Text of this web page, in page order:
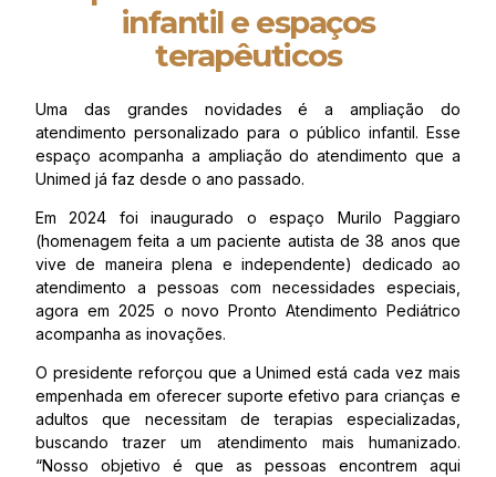
infantil e espaços
terapêuticos
Uma das grandes novidades é a ampliação do
atendimento personalizado para o público infantil. Esse
espaço acompanha a ampliação do atendimento que a
Unimed já faz desde o ano passado.
Em 2024 foi inaugurado o espaço Murilo Paggiaro
(homenagem feita a um paciente autista de 38 anos que
vive de maneira plena e independente) dedicado ao
atendimento a pessoas com necessidades especiais,
agora em 2025 o novo Pronto Atendimento Pediátrico
acompanha as inovações.
O presidente reforçou que a Unimed está cada vez mais
empenhada em oferecer suporte efetivo para crianças e
adultos que necessitam de terapias especializadas,
buscando trazer um atendimento mais humanizado.
“Nosso objetivo é que as pessoas encontrem aqui